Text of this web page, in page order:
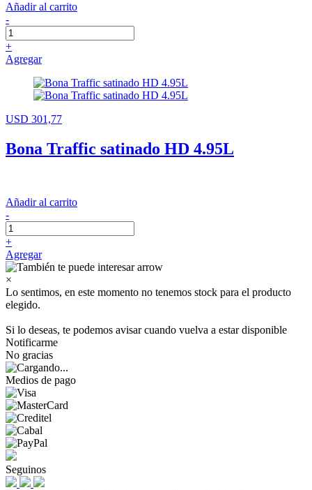
Añadir al carrito
-
+
Agregar
USD 301,77
Bona Traffic satinado HD 4.95L
Añadir al carrito
-
+
Agregar
×
Lo sentimos, en este momento no tenemos stock para el producto
elegido.
Si lo deseas, te podemos avisar cuando vuelva a estar disponible
Notificarme
No gracias
Medios de pago
Seguinos